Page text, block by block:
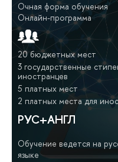
Очная форма обучения
Онлайн-программа
20 бюджетных мест
3 государственные
иностранцев
5 платных мест
2 платных места для
РУС+АНГЛ
Обучение ведется на
языке